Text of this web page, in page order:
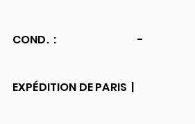
COND. : -
EXPÉDITION DE PARIS |